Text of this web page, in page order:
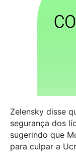
Zelensky disse
segurança dos
sugerindo que
para culpar a